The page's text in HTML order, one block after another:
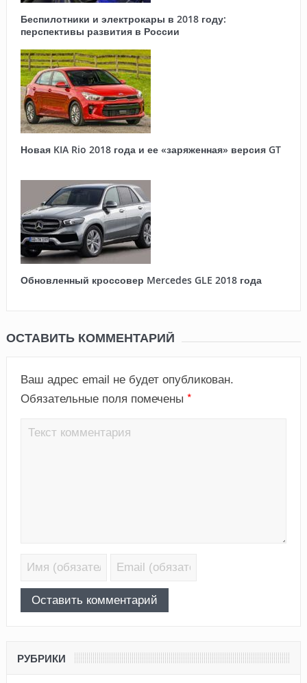
Беспилотники и электрокары в 2018 году:
перспективы развития в России
Новая KIA Rio 2018 года и ее «заряженная» версия GT
Обновленный кроссовер Mercedes GLE 2018 года
ОСТАВИТЬ КОММЕНТАРИЙ
Ваш адрес email не будет опубликован.
Обязательные поля помечены *
РУБРИКИ